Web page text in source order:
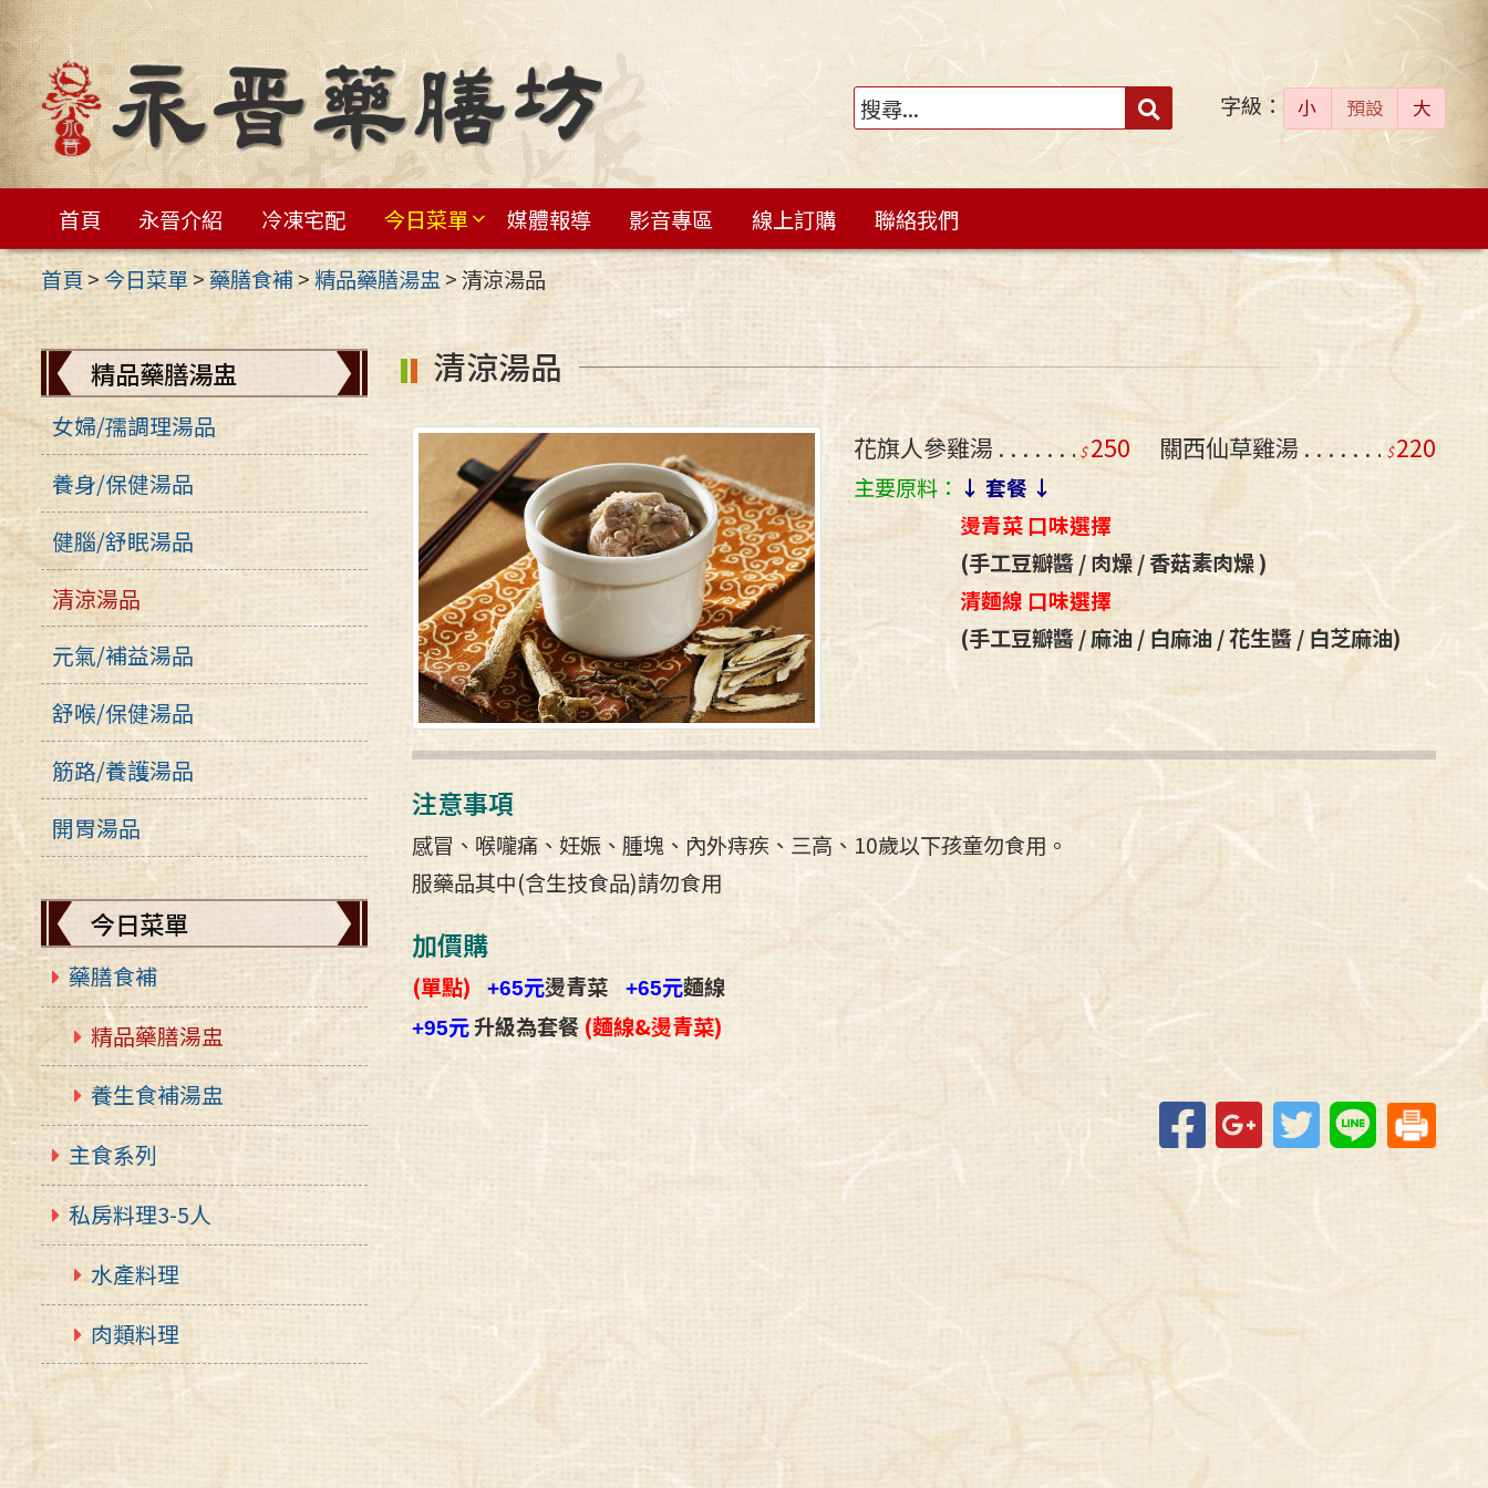
跳
至
主
要
內
區
搜
尋：
送出 字級： 小 預設 大
首頁 永晉介紹 冷凍宅配 今日菜單 媒體報導 影音專區 線上訂購
聯絡我們
首頁>今日菜單> 藥膳食補>精品藥膳湯盅>清涼湯品
精品藥膳湯盅
女婦/孺調理湯品
養身/保健湯品
健腦/舒眠湯品
清涼湯品
元氣/補益湯品
舒喉/保健湯品
筋路/養護湯品
開胃湯品
今日菜單
藥膳食補
精品藥膳湯盅
養生食補湯盅
主食系列
私房料理3-5人
水產料理
肉類料理
清涼湯品
花旗人參雞湯 250 關西仙草雞湯 220
主要原料： ↓ 套餐 ↓
燙青菜 口味選擇
(手工豆瓣醬 / 肉燥 / 香菇素肉燥 )
清麵線 口味選擇
(手工豆瓣醬 / 麻油 / 白麻油 / 花生醬 / 白芝麻油)
注意事項
感冒、喉嚨痛、妊娠、腫塊、內外痔疾、三高、10歲以下孩童勿食用。
服藥品其中(含生技食品)請勿食用
加價購
(單點) +65元燙青菜 +65元麵線
+95元升級為套餐 (麵線&燙青菜)
FacebookGoogle+TwitterLine